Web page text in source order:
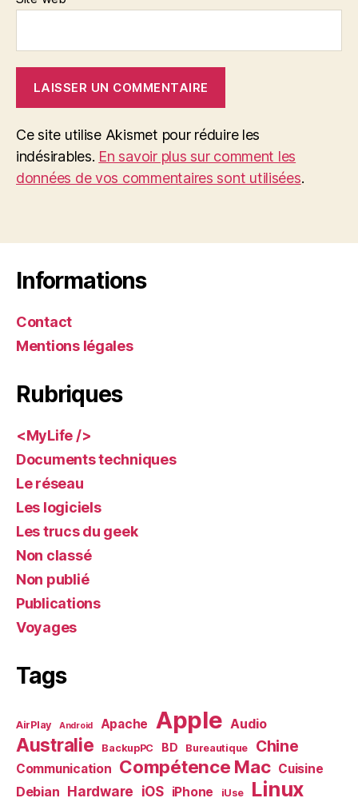
Ce site utilise Akismet pour réduire les
indésirables. En savoir plus sur comment les
données de vos commentaires sont utilisées.
Informations
Contact
Mentions légales
Rubriques
<MyLife />
Documents techniques
Le réseau
Les logiciels
Les trucs du geek
Non classé
Non publié
Publications
Voyages
Tags
AirPlay Android Apache Apple Audio
Australie BackupPC BD Bureautique Chine
Communication Compétence Mac Cuisine
Debian Hardware iOS iPhone iUse Linux